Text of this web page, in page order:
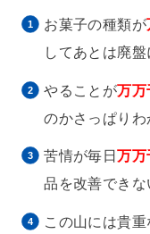
お菓子の種類が
してあとは廃盤
やることが万万
のかさっぱりわ
苦情が毎日万万
品を改善できな
この山には貴